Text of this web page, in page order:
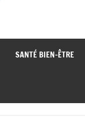
SANTÉ BIEN-ÊTRE